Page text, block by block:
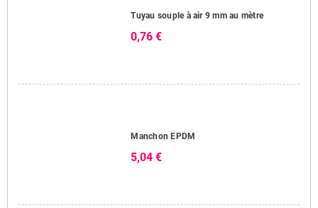
Tuyau souple à air 9 mm au mètre
0,76 €
Manchon EPDM
5,04 €